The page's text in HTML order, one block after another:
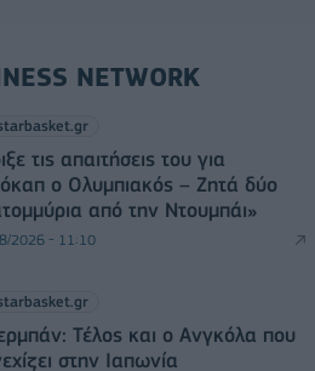
NETWORK
τις απαιτήσεις του για
ο Ολυμπιακός – Ζητά δύο
από την Ντουμπάι»
2026 - 11:10
Τέλος και ο Ανγκόλα που
στην Ιαπωνία